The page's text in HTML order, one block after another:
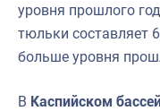
уровня прошлого
тюльки составляет
больше уровня
В Каспийском